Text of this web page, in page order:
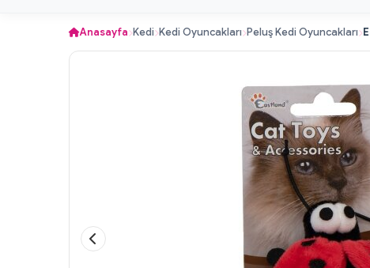
Anasayfa Kedi Kedi Oyuncakları Peluş Kedi Oyuncakları